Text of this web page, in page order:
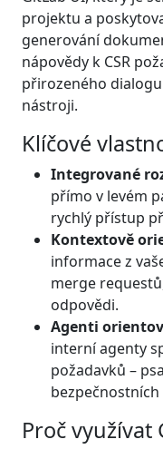
projektu a
generování
nápovědy k CSR
přirozeného
nástroji.
Klíčové
Integrované
přímo v levém
rychlý přístup
Kontextově
informace z
merge
odpovědi.
Agenti
interní agenty
požadavků –
bezpečnostních
Proč využívat